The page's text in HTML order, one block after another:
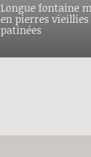
Longue fontaine
en pierres vieillies
patinées